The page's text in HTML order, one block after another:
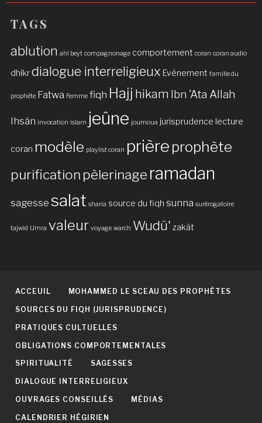
TAGS
ablution ahl beyt compagnonage comportement coran coran audio
dhikrdialogue interreligieux Evénement famille du
prophète Fatwa Femme fiqh Hajj hikam Ibn 'Ata Allah
Ihsân invocation islam jeûne joumoua jurisprudence lecture
coran modèle playlist coran prière prophète
purification pèlerinage ramadan
sagesse salat sharia source du fiqh sunna surérogatoire
tajwid Umra valeur voyage warch Wudû' zakât
ACCEUIL MOHAMMED LE SCEAU DES PROPHÈTES
SOURCES DU FIQH (JURISPRUDENCE)
PRATIQUES CULTUELLES
OBLIGATIONS COMPORTEMENTALES
SPIRITUALITÉ SAGESSES
DIALOGUE INTERRELIGIEUX
OUVRAGES CONSEILLÉS MÉDIAS
CALENDRIER HÉGIRIEN